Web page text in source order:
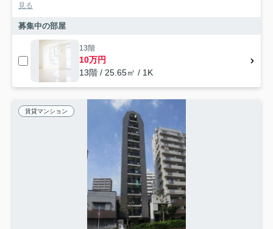
見る
募集中の部屋
13階
10万円
13階 / 25.65㎡ / 1K
賃貸マンション